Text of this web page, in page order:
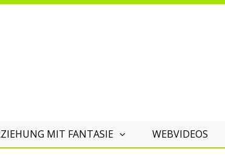
MIT FANTASIE WEBVIDEOS